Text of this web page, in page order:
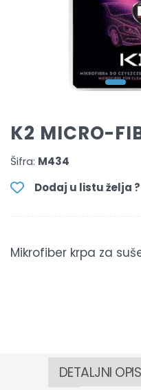
K2 MICRO-
Šifra: M434
Dodaj u listu želja ?
Mikrofiber krpa za
DETALJNI OPIS